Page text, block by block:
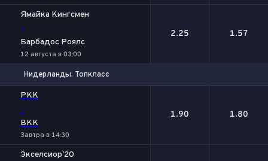
Ямайка Кингсмен
-
Барбадос Роялс
12 августа в 03:00
2.25 1.57
Нидерланды. Топкласс
РКК
-
ВКК
Завтра в 14:30
1.90 1.80
Экселсиор'20